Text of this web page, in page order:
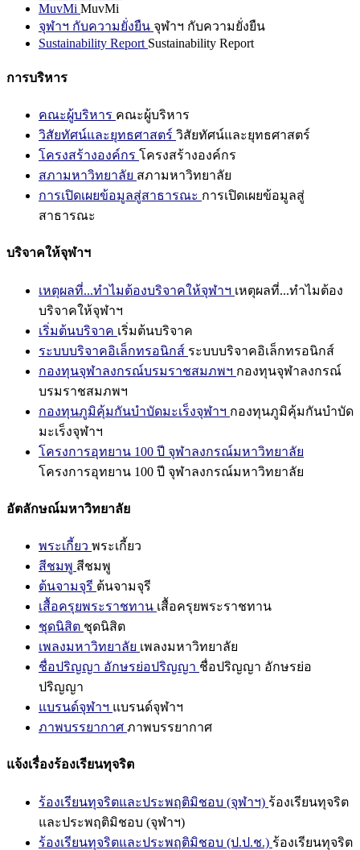
MuvMi MuvMi
จุฬาฯ กับความยั่งยืน จุฬาฯ กับความยั่งยืน
Sustainability Report Sustainability Report
การบริหาร
คณะผู้บริหาร คณะผู้บริหาร
วิสัยทัศน์และยุทธศาสตร์ วิสัยทัศน์และยุทธศาสตร์
โครงสร้างองค์กร โครงสร้างองค์กร
สภามหาวิทยาลัย สภามหาวิทยาลัย
การเปิดเผยข้อมูลสู่สาธารณะ การเปิดเผยข้อมูลสู่
สาธารณะ
บริจาคให้จุฬาฯ
เหตุผลที่...ทำไมต้องบริจาคให้จุฬาฯ เหตุผลที่...ทำไมต้อง
บริจาคให้จุฬาฯ
เริ่มต้นบริจาค เริ่มต้นบริจาค
ระบบบริจาคอิเล็กทรอนิกส์ ระบบบริจาคอิเล็กทรอนิกส์
กองทุนจุฬาลงกรณ์บรมราชสมภพฯ กองทุนจุฬาลงกรณ์
บรมราชสมภพฯ
กองทุนภูมิคุ้มกันบำบัดมะเร็งจุฬาฯ กองทุนภูมิคุ้มกันบำบัด
มะเร็งจุฬาฯ
โครงการอุทยาน 100 ปี จุฬาลงกรณ์มหาวิทยาลัย
โครงการอุทยาน 100 ปี จุฬาลงกรณ์มหาวิทยาลัย
อัตลักษณ์มหาวิทยาลัย
พระเกี้ยว พระเกี้ยว
สีชมพู สีชมพู
ต้นจามจุรี ต้นจามจุรี
เสื้อครุยพระราชทาน เสื้อครุยพระราชทาน
ชุดนิสิต ชุดนิสิต
เพลงมหาวิทยาลัย เพลงมหาวิทยาลัย
ชื่อปริญญา อักษรย่อปริญญา ชื่อปริญญา อักษรย่อ
ปริญญา
แบรนด์จุฬาฯ แบรนด์จุฬาฯ
ภาพบรรยากาศ ภาพบรรยากาศ
แจ้งเรื่องร้องเรียนทุจริต
ร้องเรียนทุจริตและประพฤติมิชอบ (จุฬาฯ) ร้องเรียนทุจริต
และประพฤติมิชอบ (จุฬาฯ)
ร้องเรียนทุจริตและประพฤติมิชอบ (ป.ป.ช.) ร้องเรียนทุจริต